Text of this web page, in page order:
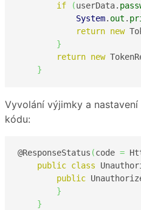
if
(userData.
System. out .
return new
}
return new
}
Vyvolání výjimky a
kódu:
@ResponseStatus (code =
public class
public
}
}